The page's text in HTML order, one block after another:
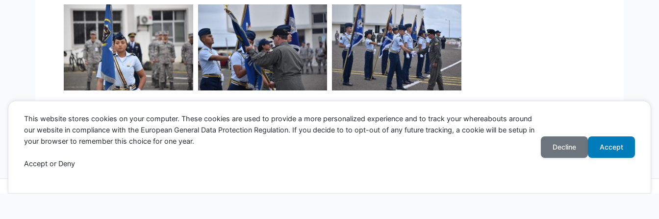
←Entrada anterior Entrada siguiente
Todos los derechos © 2026 Fuerza Aérea Ecuatoriana | Funciona gracias aTema Astra para WordPress
This website stores cookies on your computer. These cookies are used to provide a more personalized experience and to track your whereabouts around
our website in compliance with the European General Data Protection Regulation. If you decide to to opt-out of any future tracking, a cookie will be setup in
your browser to remember this choice for one year.
Accept or Deny
Decline Accept